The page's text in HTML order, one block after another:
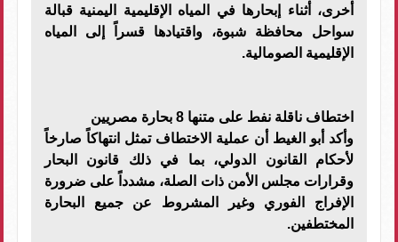
أخرى، أثناء إبحارها في المياه الإقليمية اليمنية قبالة
سواحل محافظة شبوة، واقتيادها قسراً إلى المياه
الإقليمية الصومالية.
اختطاف ناقلة نفط على متنها 8 بحارة مصريين
وأكد أبو الغيط أن عملية الاختطاف تمثل انتهاكاً صارخاً
لأحكام القانون الدولي، بما في ذلك قانون البحار
وقرارات مجلس الأمن ذات الصلة، مشدداً على ضرورة
الإفراج الفوري وغير المشروط عن جميع البحارة
المختطفين.